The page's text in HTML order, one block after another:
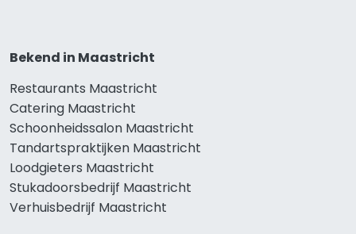
Bekend in Maastricht
Restaurants Maastricht
Catering Maastricht
Schoonheidssalon Maastricht
Tandartspraktijken Maastricht
Loodgieters Maastricht
Stukadoorsbedrijf Maastricht
Verhuisbedrijf Maastricht